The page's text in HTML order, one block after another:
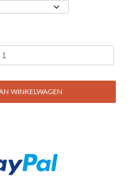
WINKELWAGEN